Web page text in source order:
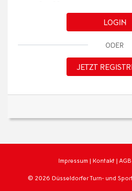
LOGIN
ODER
JETZT
Impressum | Kontakt | AGB
© 2026 Düsseldorfer Turn- und